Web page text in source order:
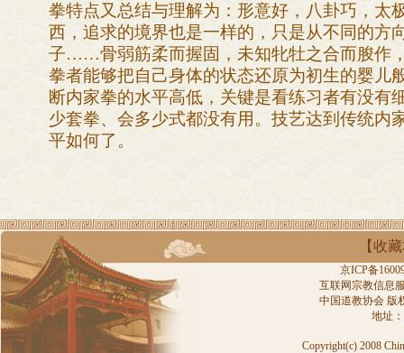
拳特点又总结与理解为：形意好，八卦巧，太
西，追求的境界也是一样的，只是从不同的方
子……骨弱筋柔而握固，未知牝牡之合而朘作
拳者能够把自己身体的状态还原为初生的婴儿
断内家拳的水平高低，关键是看练习者有没有
少套拳、会多少式都没有用。技艺达到传统内
平如何了。